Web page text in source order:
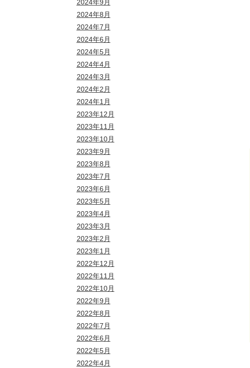
2024年9月
2024年8月
2024年7月
2024年6月
2024年5月
2024年4月
2024年3月
2024年2月
2024年1月
2023年12月
2023年11月
2023年10月
2023年9月
2023年8月
2023年7月
2023年6月
2023年5月
2023年4月
2023年3月
2023年2月
2023年1月
2022年12月
2022年11月
2022年10月
2022年9月
2022年8月
2022年7月
2022年6月
2022年5月
2022年4月